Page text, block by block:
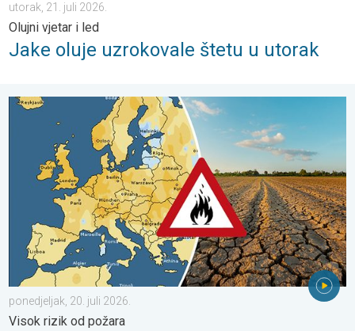
utorak, 21. juli 2026.
Olujni vjetar i led
Jake oluje uzrokovale štetu u utorak
Suša u većem dijelu Europe. Visok rizik od požara. . .
ponedjeljak, 20. juli 2026.
Visok rizik od požara